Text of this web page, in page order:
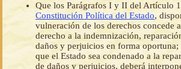
Que los Parágrafos I y II del Artículo
Constitución Política del Estado,
vulneración de los derechos concede
derecho a la indemnización,
daños y perjuicios en forma oportuna;
que el Estado sea condenado a la
de daños y perjuicios, deberá